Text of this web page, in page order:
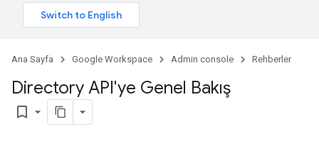
Ana Sayfa Google Workspace Admin console Rehberler
Directory API'ye Genel Bakış
bookmark_border